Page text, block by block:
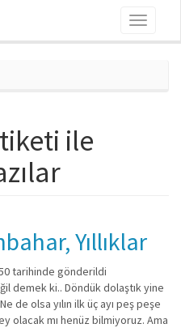
Toggle
ile
Yıllıklar
tarihinde gönderildi
demek ki.. Döndük dolaştık yine
de olsa yılın ilk üç ayı peş peşe
olacak mı henüz bilmiyoruz. Ama